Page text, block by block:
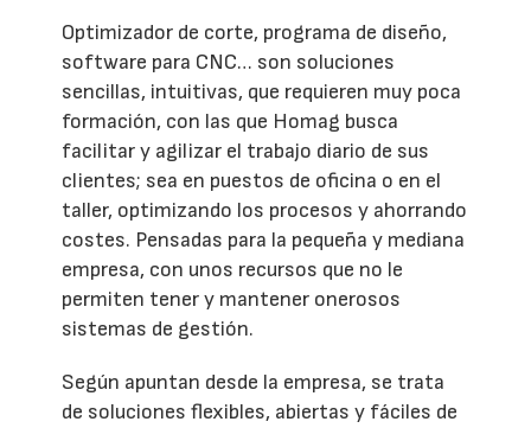
Optimizador de corte, programa de diseño,
software para CNC… son soluciones
sencillas, intuitivas, que requieren muy poca
formación, con las que Homag busca
facilitar y agilizar el trabajo diario de sus
clientes; sea en puestos de oficina o en el
taller, optimizando los procesos y ahorrando
costes. Pensadas para la pequeña y mediana
empresa, con unos recursos que no le
permiten tener y mantener onerosos
sistemas de gestión.
Según apuntan desde la empresa, se trata
de soluciones flexibles, abiertas y fáciles de